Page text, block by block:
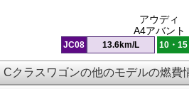
アウディ
A4アバント
JC08 13.6km/L 10・15
Cクラスワゴンの他のモデルの燃費